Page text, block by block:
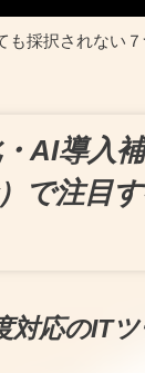
も採択されない
AI導入
で注目
対応のIT